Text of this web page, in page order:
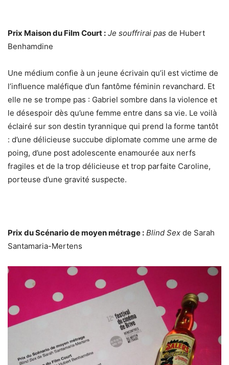
Prix Maison du Film Court : Je souffrirai pas de Hubert
Benhamdine
Une médium confie à un jeune écrivain qu’il est victime de
l’influence maléfique d’un fantôme féminin revanchard. Et
elle ne se trompe pas : Gabriel sombre dans la violence et
le désespoir dès qu’une femme entre dans sa vie. Le voilà
éclairé sur son destin tyrannique qui prend la forme tantôt
: d’une délicieuse succube diplomate comme une arme de
poing, d’une post adolescente enamourée aux nerfs
fragiles et de la trop délicieuse et trop parfaite Caroline,
porteuse d’une gravité suspecte.
Prix du Scénario de moyen métrage : Blind Sex de Sarah
Santamaria-Mertens